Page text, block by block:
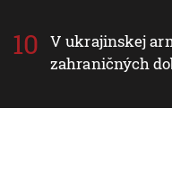
V ukrajinskej
zahraničných